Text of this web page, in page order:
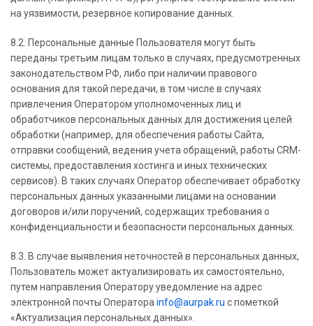
на уязвимости, резервное копирование данных.
8.2. Персональные данные Пользователя могут быть
переданы третьим лицам только в случаях, предусмотренных
законодательством РФ, либо при наличии правового
основания для такой передачи, в том числе в случаях
привлечения Оператором уполномоченных лиц и
обработчиков персональных данных для достижения целей
обработки (например, для обеспечения работы Сайта,
отправки сообщений, ведения учета обращений, работы CRM-
системы, предоставления хостинга и иных технических
сервисов). В таких случаях Оператор обеспечивает обработку
персональных данных указанными лицами на основании
договоров и/или поручений, содержащих требования о
конфиденциальности и безопасности персональных данных.
8.3. В случае выявления неточностей в персональных данных,
Пользователь может актуализировать их самостоятельно,
путем направления Оператору уведомление на адрес
электронной почты Оператора info@aurpak.ru с пометкой
«Актуализация персональных данных».